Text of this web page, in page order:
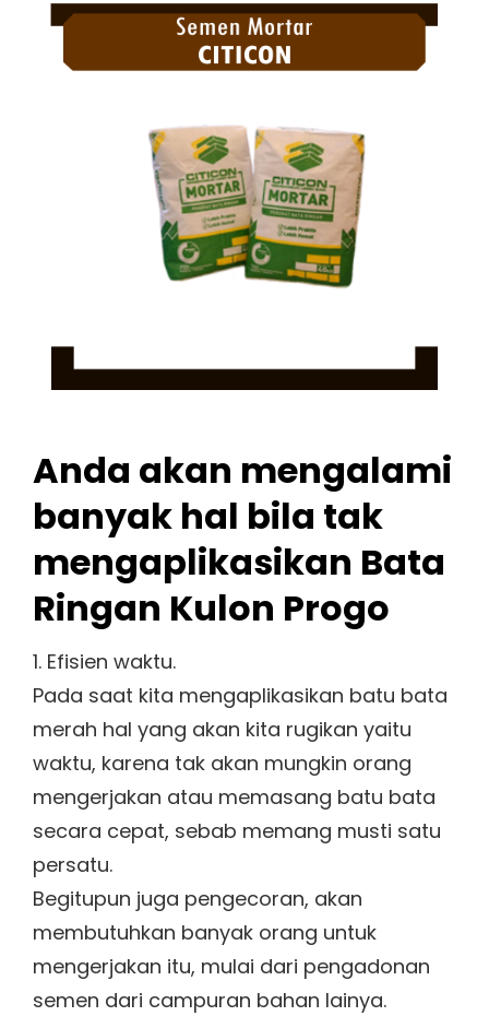
Anda akan mengalami
banyak hal bila tak
mengaplikasikan Bata
Ringan Kulon Progo
1. Efisien waktu.
Pada saat kita mengaplikasikan batu bata
merah hal yang akan kita rugikan yaitu
waktu, karena tak akan mungkin orang
mengerjakan atau memasang batu bata
secara cepat, sebab memang musti satu
persatu.
Begitupun juga pengecoran, akan
membutuhkan banyak orang untuk
mengerjakan itu, mulai dari pengadonan
semen dari campuran bahan lainya.